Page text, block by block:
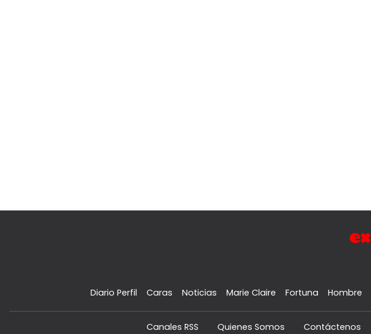
Diario Perfil Caras Noticias Marie Claire Fortuna Hombre
Canales RSS Quienes Somos Contáctenos